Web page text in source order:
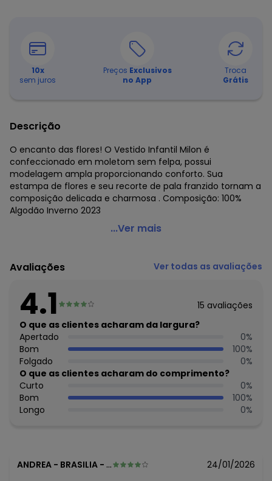
10x
sem juros
Preços Exclusivos
no App
Troca
Grátis
Descrição
O encanto das flores! O Vestido Infantil Milon é
confeccionado em moletom sem felpa, possui
modelagem ampla proporcionando conforto. Sua
estampa de flores e seu recorte de pala franzido tornam a
composição delicada e charmosa . Composição: 100%
Algodão Inverno 2023
Milon - Vestido Infantil Menina Estampa Marrom
Modelagem: Ampla
Comprimento da manga: Longa
Decote frente: Redondo
Decote costas: Redondo
Fornecedor: KYLY INDUSTRIA TEXTIL LTDA / CNPJ
78.855.830/0001-98
Feito: Brasil
Cuidados para conservação do produto: Para melhor
conservação do produto, lavar à mão com sabão neutro.
Evite deixar as peças de molho para não desbotá-las e
nem manchá-las. Passar até 110º.
Fechamento: Botões
...Ver mais
Avaliações Ver todas as avaliações
4.1 15 avaliações
O que as clientes acharam da largura?
Apertado
0%
Bom
100%
Folgado
0%
O que as clientes acharam do comprimento?
Curto
0%
Bom
100%
Longo
0%
ANDREA - BRASILIA - DF 24/01/2026